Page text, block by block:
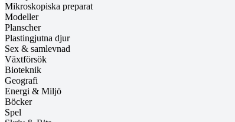
Mikroskopiska preparat
Modeller
Planscher
Plastingjutna djur
Sex & samlevnad
Växtförsök
Bioteknik
Geografi
Energi & Miljö
Böcker
Spel